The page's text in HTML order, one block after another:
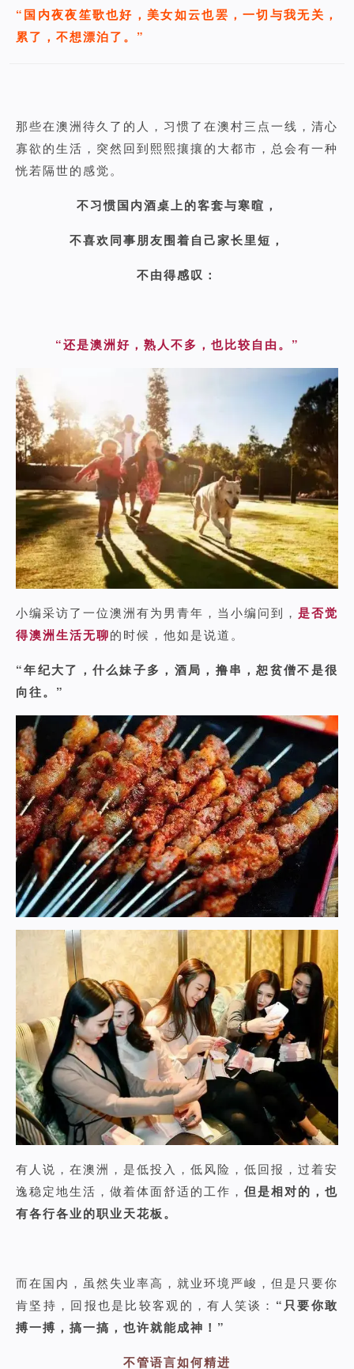
“国内夜夜笙歌也好，美女如云也罢，一切与我无关，
累了，不想漂泊了。”
那些在澳洲待久了的人，习惯了在澳村三点一线，清心
寡欲的生活，突然回到熙熙攘攘的大都市，总会有一种
恍若隔世的感觉。
不习惯国内酒桌上的客套与寒暄，
不喜欢同事朋友围着自己家长里短，
不由得感叹：
“还是澳洲好，熟人不多，也比较自由。”
小编采访了一位澳洲有为男青年，当小编问到， 是否觉
得澳洲生活无聊的时候，他如是说道。
“年纪大了，什么妹子多，酒局，撸串，恕贫僧不是很
向往。”
有人说，在澳洲，是低投入，低风险，低回报，过着安
逸稳定地生活，做着体面舒适的工作， 但是相对的，也
有各行各业的职业天花板。
而在国内，虽然失业率高，就业环境严峻，但是只要你
肯坚持，回报也是比较客观的，有人笑谈： “只要你敢
搏一搏，搞一搞，也许就能成神！”
不管语言如何精进